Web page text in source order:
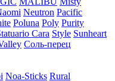
Neutron Pacific
Poluna Poly Purity
Cara Style Sunheart
Соль-перец
Noa-Sticks Rural